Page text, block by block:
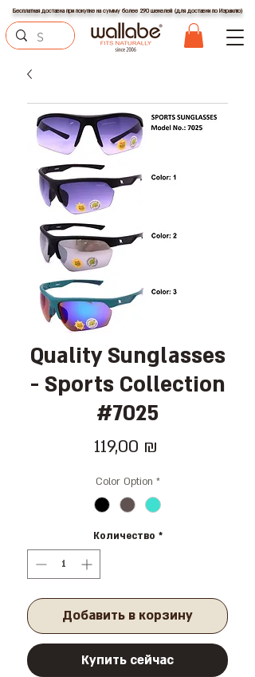
Бесплатная доставка при покупке на сумму более 290 шекелей (для доставки по Израилю)
Quality Sunglasses
- Sports Collection
#7025
119,00 ₪
Color Option *
Количество *
Добавить в корзину
Купить сейчас